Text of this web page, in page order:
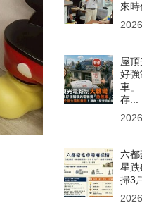
來時
屋
好強
車」
存...
六都
星跌
掃3